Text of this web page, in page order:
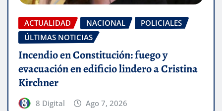
ACTUALIDAD NACIONAL
POLICIALES
ÚLTIMAS NOTICIAS
Incendio en Constitución: fuego y
evacuación en edificio lindero a Cristina
Kirchner
8 Digital Ago 7, 2026